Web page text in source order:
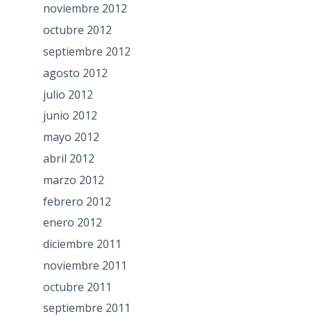
noviembre 2012
octubre 2012
septiembre 2012
agosto 2012
julio 2012
junio 2012
mayo 2012
abril 2012
marzo 2012
febrero 2012
enero 2012
diciembre 2011
noviembre 2011
octubre 2011
septiembre 2011